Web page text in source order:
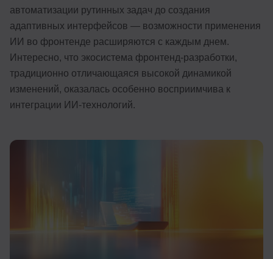
автоматизации рутинных задач до создания
адаптивных интерфейсов — возможности применения
ИИ во фронтенде расширяются с каждым днем.
Интересно, что экосистема фронтенд-разработки,
традиционно отличающаяся высокой динамикой
изменений, оказалась особенно восприимчива к
интеграции ИИ-технологий.
Иностранные языки
Soft Skills
ДПО
Детям
Акции и промокоды